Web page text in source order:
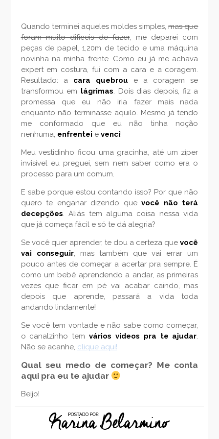
Quando terminei aqueles moldes simples,mas que
foram muito difíceis de fazer, me deparei com
peças de papel, 1,20m de tecido e uma máquina
novinha na minha frente. Como eu já me achava
expert em costura, fui com a cara e a coragem.
Resultado: a cara quebrou e a coragem se
transformou em lágrimas. Dois dias depois, fiz a
promessa que eu não iria fazer mais nada
enquanto não terminasse aquilo. Mesmo já tendo
me conformado que eu não tinha noção
nenhuma, enfrentei e venci!
Meu vestidinho ficou uma gracinha, até um zíper
invisível eu preguei, sem nem saber como era o
processo para um comum.
E sabe porque estou contando isso? Por que não
quero te enganar dizendo quevocê não terá
decepções. Aliás tem alguma coisa nessa vida
que já começa fácil e só te dá alegria?
Se você quer aprender, te dou a certeza quevocê
vai conseguir, mas também que vai errar um
pouco antes de começar a acertar pra sempre. É
como um bebê aprendendo a andar, as primeiras
vezes que ficar em pé vai acabar caindo, mas
depois que aprende, passará a vida toda
andando lindamente!
Se você tem vontade e não sabe como começar,
o canalzinho temvários vídeos pra te ajudar.
Não se acanhe, clique aqui!
Qual seu medo de começar? Me conta
aqui pra eu te ajudar
Beijo!